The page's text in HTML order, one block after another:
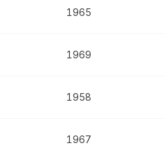
1965
1969
1958
1967